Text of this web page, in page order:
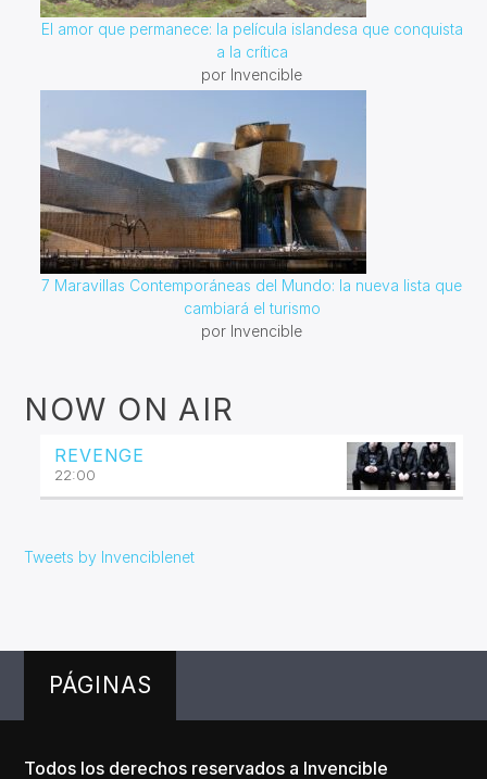
El amor que permanece: la película islandesa que conquista
a la crítica
por Invencible
7 Maravillas Contemporáneas del Mundo: la nueva lista que
cambiará el turismo
por Invencible
NOW ON AIR
REVENGE
22:00
Tweets by Invenciblenet
PÁGINAS
Todos los derechos reservados a Invencible